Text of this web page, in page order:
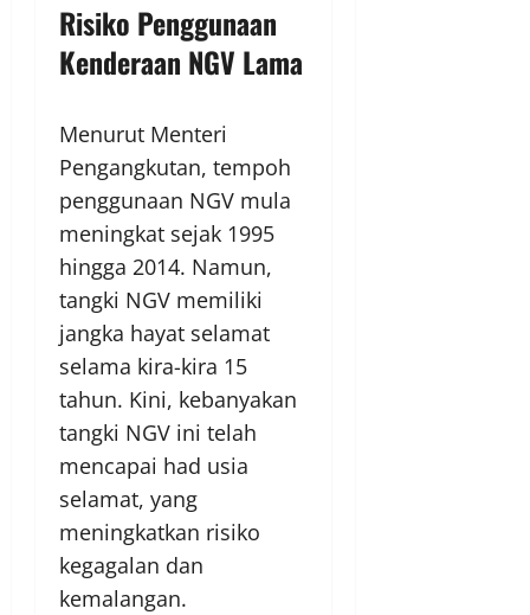
Risiko Penggunaan
Kenderaan NGV Lama
Menurut Menteri
Pengangkutan, tempoh
penggunaan NGV mula
meningkat sejak 1995
hingga 2014. Namun,
tangki NGV memiliki
jangka hayat selamat
selama kira-kira 15
tahun. Kini, kebanyakan
tangki NGV ini telah
mencapai had usia
selamat, yang
meningkatkan risiko
kegagalan dan
kemalangan.